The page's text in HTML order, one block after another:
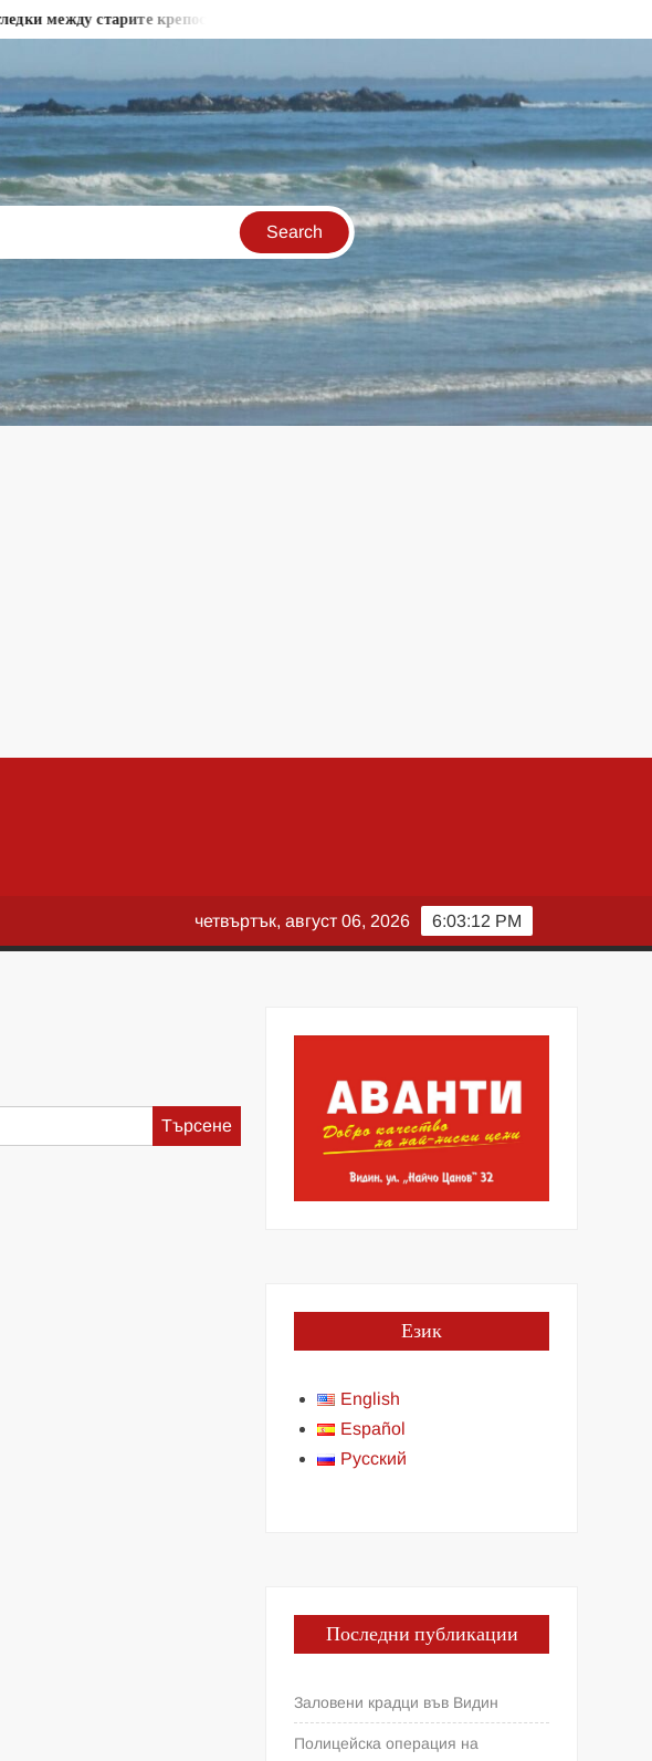
старите крепостни стени във Видин
6:03:13 PM
четвъртък, август 06, 2026
Търсене
за:
Език
English
Español
Русский
Последни публикации
Заловени крадци във Видин
Полицейска операция на